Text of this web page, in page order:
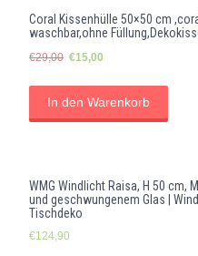
Coral Kissenhülle 50×50 cm
waschbar,ohne
€29,00 Ursprünglicher
€29,00
€15,00
€15,00.
In den Warenkorb
WMG Windlicht Raisa, H 50 cm,
und geschwungenem Glas |
Tischdeko
€124,90